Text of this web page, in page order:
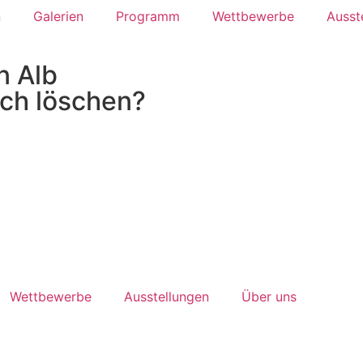
Galerien Programm Wettbewerbe
Alb
löschen?
Wettbewerbe Ausstellungen Über uns